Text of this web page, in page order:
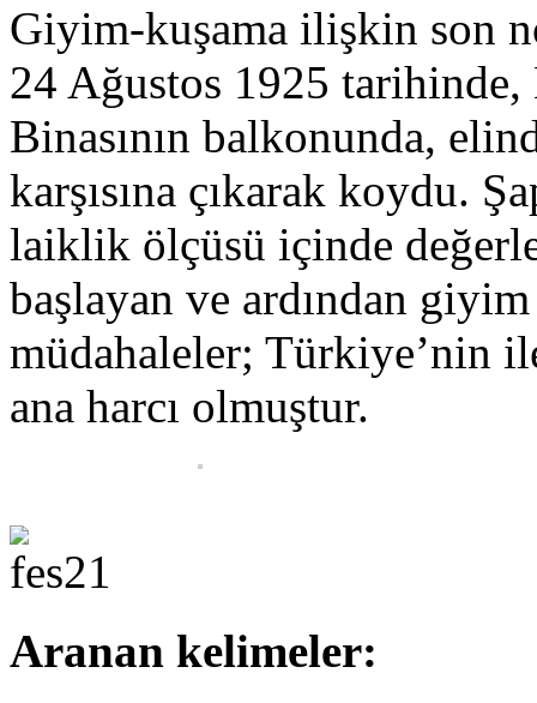
Giyim-kuşama ilişkin son
24 Ağustos 1925 tarihinde,
Binasının balkonunda,
karşısına çıkarak koydu.
laiklik ölçüsü içinde
başlayan ve ardından
müdahaleler; Türkiye’nin
ana harcı olmuştur.
Aranan kelimeler: